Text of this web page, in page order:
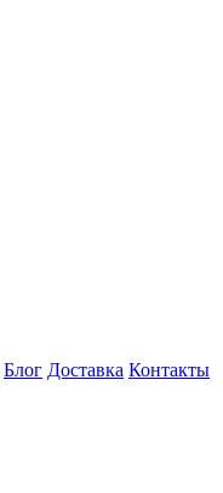
Блог Доставка Контакты